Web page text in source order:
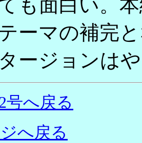
も面白い。
ーマの補完
ージョンは
号へ戻る
へ戻る